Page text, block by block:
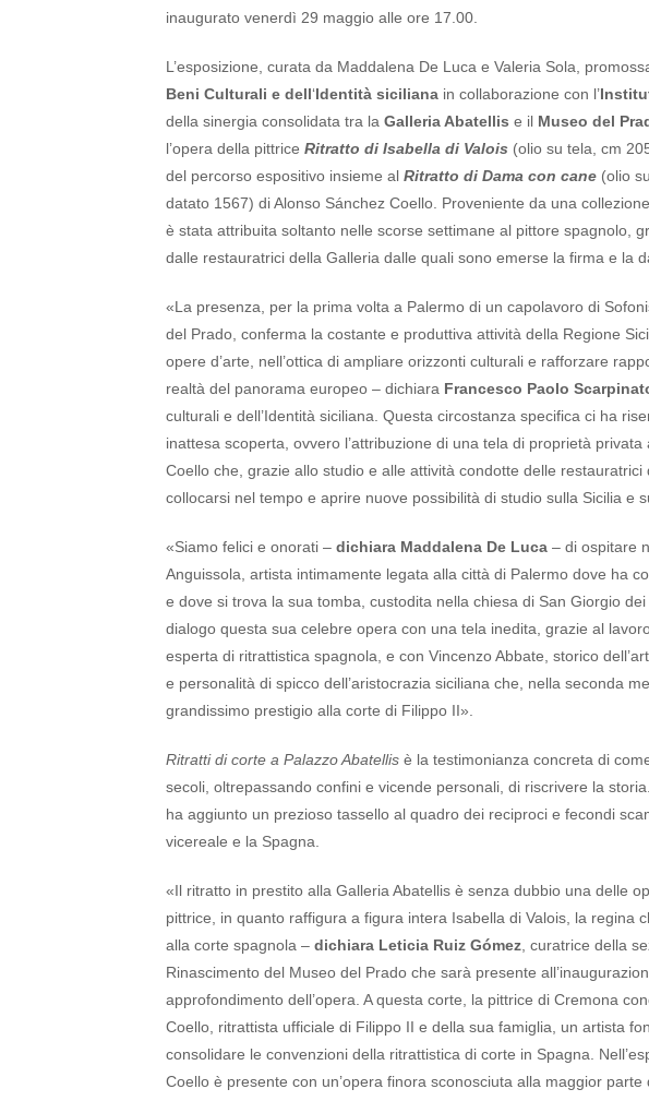
inaugurato venerdì 29 maggio alle ore 17.00.
L’esposizione, curata da Maddalena De Luca e Valeria Sola,
Beni Culturali e dell‘Identità siciliana in collaborazione con l’
della sinergia consolidata tra la Galleria Abatellis e il Museo del
l’opera della pittrice Ritratto di Isabella di Valois (olio su tela, cm
del percorso espositivo insieme al Ritratto di Dama con cane (olio
datato 1567) di Alonso Sánchez Coello. Proveniente da una
è stata attribuita soltanto nelle scorse settimane al pittore spagnolo,
dalle restauratrici della Galleria dalle quali sono emerse la firma e la
«La presenza, per la prima volta a Palermo di un capolavoro di
del Prado, conferma la costante e produttiva attività della Regione
opere d’arte, nell’ottica di ampliare orizzonti culturali e rafforzare
realtà del panorama europeo – dichiara Francesco Paolo
culturali e dell’Identità siciliana. Questa circostanza specifica ci ha
inattesa scoperta, ovvero l’attribuzione di una tela di proprietà
Coello che, grazie allo studio e alle attività condotte delle
collocarsi nel tempo e aprire nuove possibilità di studio sulla Sicilia e
«Siamo felici e onorati – dichiara Maddalena De Luca – di ospitare
Anguissola, artista intimamente legata alla città di Palermo dove ha
e dove si trova la sua tomba, custodita nella chiesa di San Giorgio
dialogo questa sua celebre opera con una tela inedita, grazie al
esperta di ritrattistica spagnola, e con Vincenzo Abbate, storico
e personalità di spicco dell’aristocrazia siciliana che, nella seconda
grandissimo prestigio alla corte di Filippo II».
Ritratti di corte a Palazzo Abatellis è la testimonianza concreta di
secoli, oltrepassando confini e vicende personali, di riscrivere la
ha aggiunto un prezioso tassello al quadro dei reciproci e fecondi
vicereale e la Spagna.
«Il ritratto in prestito alla Galleria Abatellis è senza dubbio una delle
pittrice, in quanto raffigura a figura intera Isabella di Valois, la regina
alla corte spagnola – dichiara Leticia Ruiz Gómez , curatrice della
Rinascimento del Museo del Prado che sarà presente
approfondimento dell’opera. A questa corte, la pittrice di Cremona
Coello, ritrattista ufficiale di Filippo II e della sua famiglia, un artista
consolidare le convenzioni della ritrattistica di corte in Spagna.
Coello è presente con un’opera finora sconosciuta alla maggior